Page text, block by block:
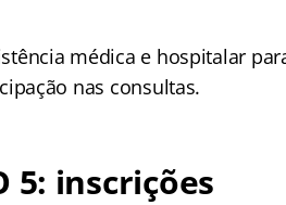
médica e hospitalar
nas consultas.
5: inscrições